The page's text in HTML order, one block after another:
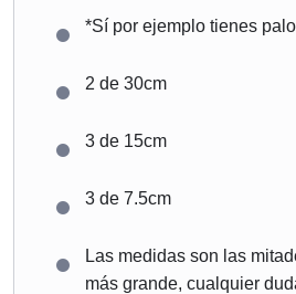
*Sí por ejemplo tienes
2 de 30cm
3 de 15cm
3 de 7.5cm
Las medidas son las
más grande, cualquier